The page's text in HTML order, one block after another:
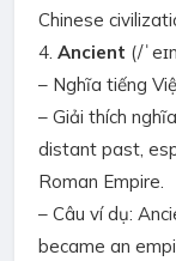
Chinese
4. Ancient (/
– Nghĩa tiếng
– Giải thích
distant past,
Roman Empire.
– Câu ví dụ:
became an